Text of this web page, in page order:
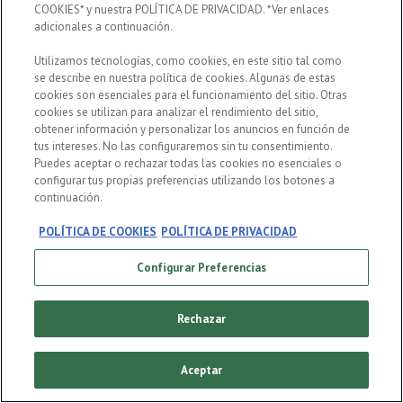
No compartir contenidos de esta página con menores de 18
años.
HEINEKEN® ligada al Código de Autorregulación Publicitaria
de Cerveceros de España para el consumo responsable de
cerveza, 2018. 5,0% alc./vol. Heineken España, S.A., con
domicilio social en Avenida de Andalucía nº 1, 41.007, en la
ciudad de Sevilla (España) y C.I.F. A-28006013. HEINEKEN® es
ENTER
COOKIES* y nuestra POLÍTICA DE PRIVACIDAD. *Ver enlaces
adicionales a continuación.
Utilizamos tecnologías, como cookies, en este sitio tal como
se describe en nuestra política de cookies. Algunas de estas
cookies son esenciales para el funcionamiento del sitio. Otras
cookies se utilizan para analizar el rendimiento del sitio,
obtener información y personalizar los anuncios en función de
tus intereses. No las configuraremos sin tu consentimiento.
Puedes aceptar o rechazar todas las cookies no esenciales o
configurar tus propias preferencias utilizando los botones a
continuación.
POLÍTICA DE COOKIES POLÍTICA DE PRIVACIDAD
Configurar Preferencias
Rechazar
Aceptar